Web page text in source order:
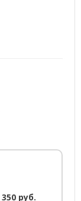
350 руб.